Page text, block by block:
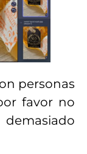
personas
favor no